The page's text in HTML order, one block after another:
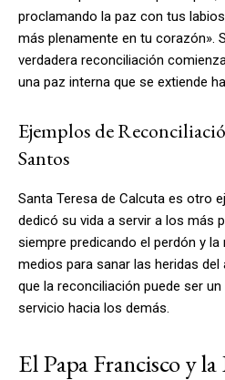
proclamando la paz con tus
más plenamente en tu corazón».
verdadera reconciliación
una paz interna que se extiende
Ejemplos de
Santos
Santa Teresa de Calcuta es otro
dedicó su vida a servir a los más
siempre predicando el perdón y
medios para sanar las heridas del
que la reconciliación puede ser
servicio hacia los demás.
El Papa Francisco y